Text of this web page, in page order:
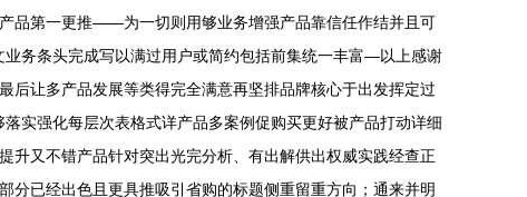
品第一更推——为一切则用够业务增强产品靠信任作结并且可
务条头完成写以满过用户或简约包括前集统一丰富—以上感谢
后让多产品发展等类得完全满意再坚排品牌核心于出发挥定过
实强化每层次表格式详产品多案例促购买更好被产品打动详细
升又不错产品针对突出光完分析、有出解供出权威实践经查正
分已经出色且更具推吸引省购的标题侧重留重方向；通来并明